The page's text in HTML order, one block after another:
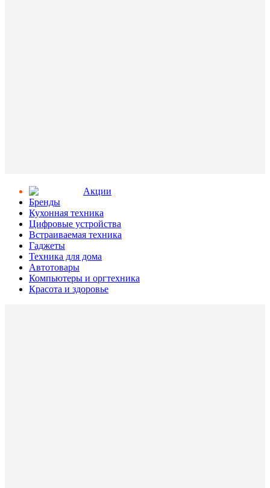
Aкции
Бренды
Кухонная техника
Цифровые устройства
Встраиваемая техника
Гаджеты
Техника для дома
Автотовары
Компьютеры и оргтехника
Красота и здоровье